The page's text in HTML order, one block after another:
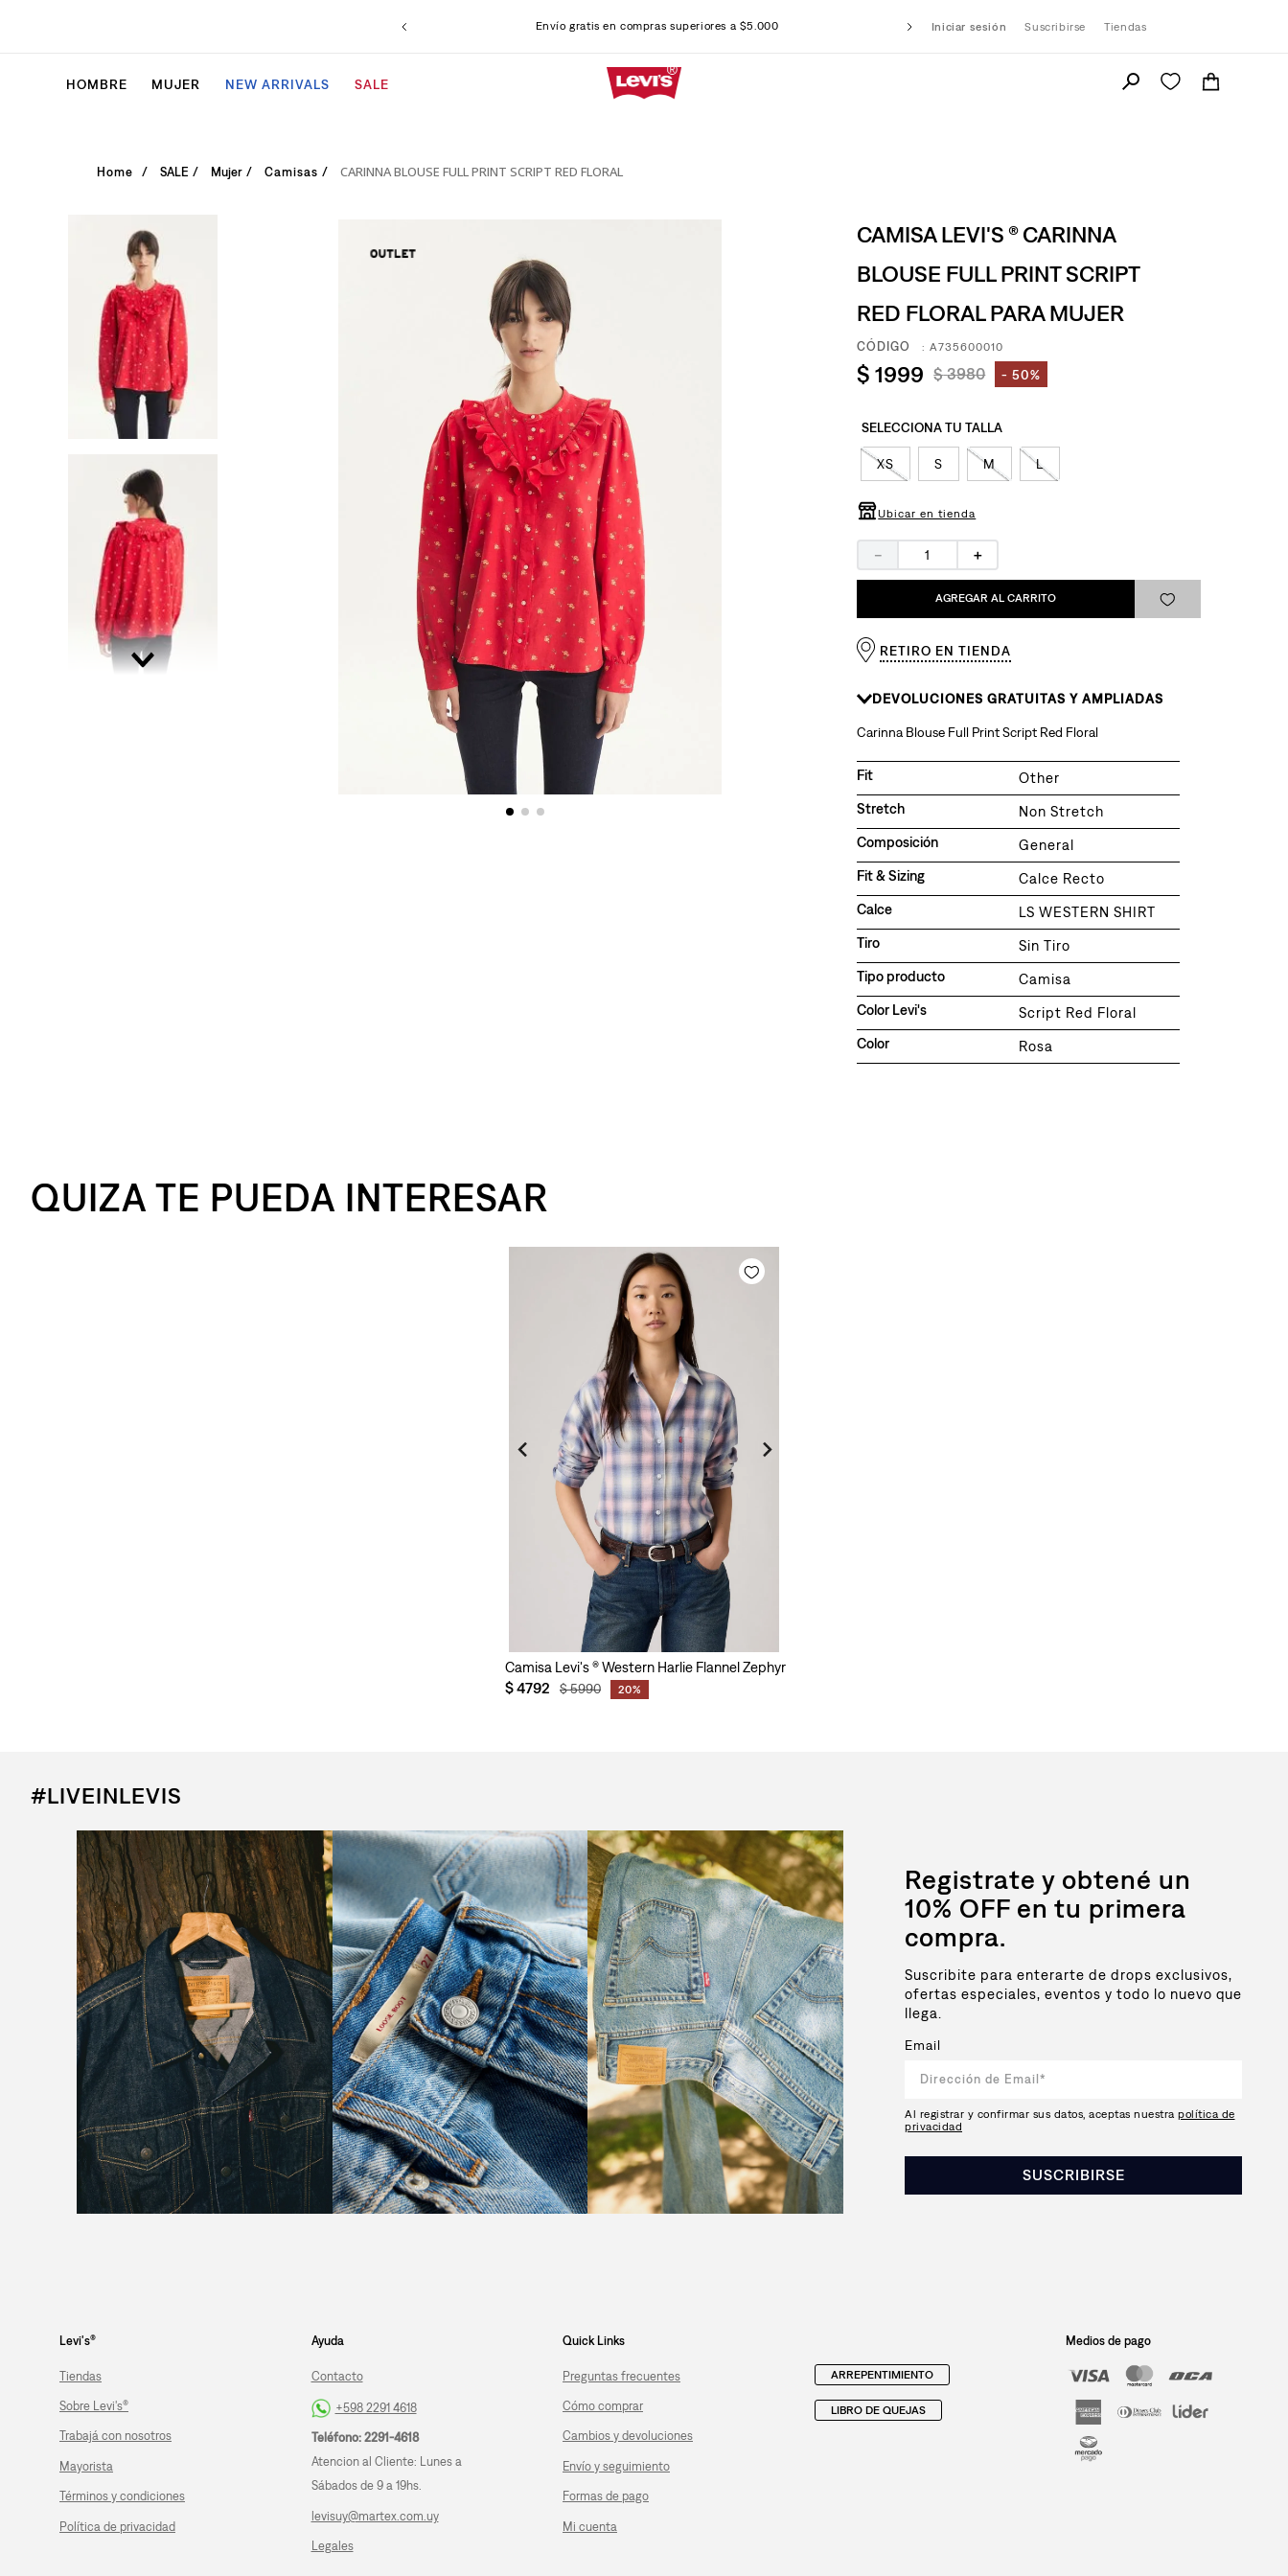
Envío gratis en compras superiores a $5.000 Iniciar sesión Suscribirse Tiendas
HOMBRE MUJER NEW ARRIVALS SALE
SALE Mujer Camisas CARINNA BLOUSE FULL PRINT SCRIPT RED FLORAL
CAMISA LEVI'S ® CARINNA
BLOUSE FULL PRINT SCRIPT
RED FLORAL PARA MUJER
:A735600010
$ 1999 $ 3980 50%
XS S M L
Ubicar en tienda
＋
－
AGREGAR AL CARRITO
RETIRO EN TIENDA
DEVOLUCIONES GRATUITAS Y AMPLIADAS
Carinna Blouse Full Print Script Red Floral
Fit
Other
Stretch
Non Stretch
Composición
General
Fit & Sizing
Calce Recto
Calce
LS WESTERN SHIRT
Tiro
Sin Tiro
Tipo producto
Camisa
Color Levi's
Script Red Floral
Color
Rosa
QUIZA TE PUEDA INTERESAR
Camisa Levi's ® Western Harlie Flannel Zephyr Plaid para Mujer
$4792 $5990 20%
#LIVEINLEVIS
Registrate y obtené un
10% OFF en tu primera
compra.
Suscribite para enterarte de drops exclusivos,
ofertas especiales, eventos y todo lo nuevo que
llega.
Email
Al registrar y confirmar sus datos, aceptas nuestra política de
privacidad
SUSCRIBIRSE
Levi's®
Tiendas
Sobre Levi's®
Trabajá con nosotros
Mayorista
Términos y condiciones
Política de privacidad
Ayuda
Contacto
+598 2291 4618
Teléfono: 2291-4618
Atencion al Cliente: Lunes a
Sábados de 9 a 19hs.
levisuy@martex.com.uy
Legales
Quick Links
Preguntas frecuentes
Cómo comprar
Cambios y devoluciones
Envío y seguimiento
Formas de pago
Mi cuenta
ARREPENTIMIENTO
LIBRO DE QUEJAS
Medios de pago